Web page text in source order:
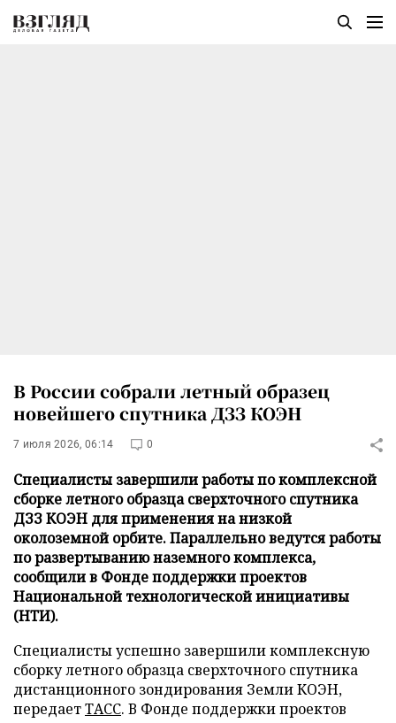
В России собрали летный образец
новейшего спутника ДЗЗ КОЭН
7 июля 2026, 06:14 0
Специалисты завершили работы по комплексной
сборке летного образца сверхточного спутника
ДЗЗ КОЭН для применения на низкой
околоземной орбите. Параллельно ведутся работы
по развертыванию наземного комплекса,
сообщили в Фонде поддержки проектов
Национальной технологической инициативы
(НТИ).
Специалисты успешно завершили комплексную
сборку летного образца сверхточного спутника
дистанционного зондирования Земли КОЭН,
передаетТАСС. В Фонде поддержки проектов